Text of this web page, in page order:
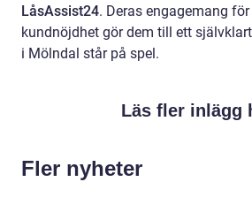
LåsAssist24. Deras engagemang
kundnöjdhet gör dem till ett
i Mölndal står på spel.
Läs fler inlägg
Fler nyheter